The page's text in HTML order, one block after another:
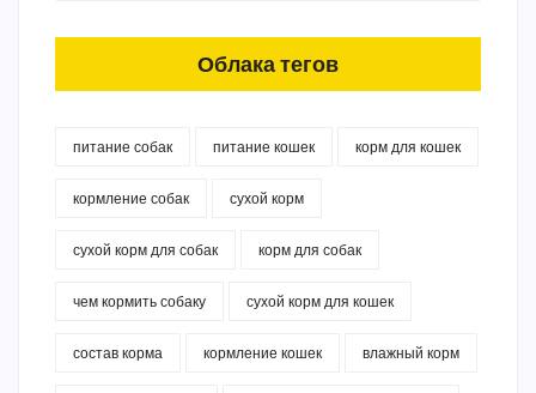
Облака тегов
питание собак питание кошек корм для кошек
кормление собак сухой корм
сухой корм для собак корм для собак
чем кормить собаку сухой корм для кошек
состав корма кормление кошек влажный корм